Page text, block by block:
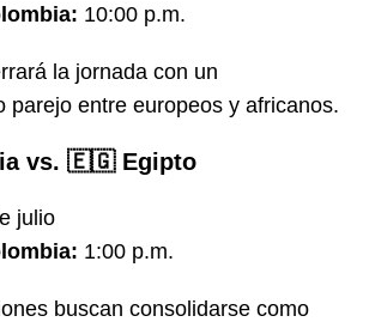
10:00 p.m.
la jornada con un
parejo entre europeos y africanos.
vs. 🇪🇬 Egipto
julio
1:00 p.m.
buscan consolidarse como